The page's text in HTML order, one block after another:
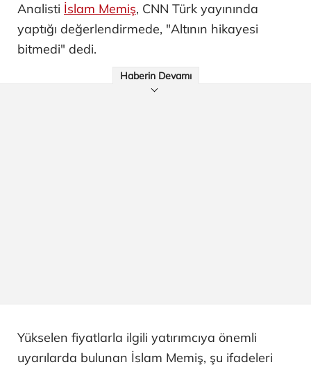
Analisti İslam Memiş, CNN Türk yayınında
yaptığı değerlendirmede, "Altının hikayesi
bitmedi" dedi.
Haberin Devamı
Yükselen fiyatlarla ilgili yatırımcıya önemli
uyarılarda bulunan İslam Memiş, şu ifadeleri